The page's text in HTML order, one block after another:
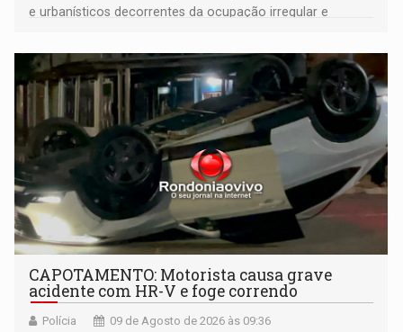
e urbanísticos decorrentes da ocupação irregular e
CAPOTAMENTO: Motorista causa grave
acidente com HR-V e foge correndo
Polícia 09 de Agosto de 2026 às 09:36